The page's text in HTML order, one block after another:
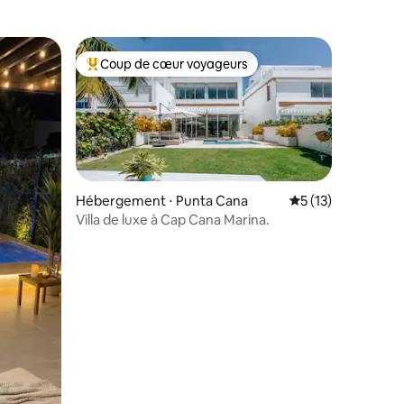
: 4,83 sur 5
appréciés Coups de cœur voyageurs les plus appréciés
Coup de cœur voyageurs
Hébergement ⋅ Punta Cana Évaluation
5 (13)
Villa de luxe à Cap Cana Marina.